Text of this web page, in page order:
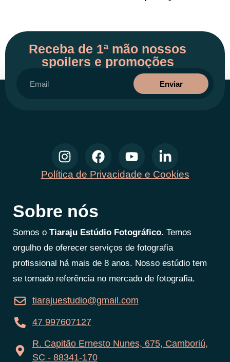
Receba de 1ª mão nossos
spoilers e promoções
Enviar
Política de Privacidade e Cookies
Sobre nós
Somos o Tiaraju Estúdio Fotográfico. Temos
orgulho de oferecer serviços de fotografia
profissional há mais de 8 anos. Nosso estúdio tem
se tornado referência no mercado de fotografia.
tiarajuestudio@gmail.com
47 997607127
R. Capitão Ernesto Nunes, 675, Camboriú,
SC - 88341-170